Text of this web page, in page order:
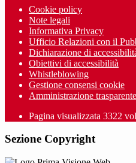
Cookie policy
Note legali
Informativa Privacy
Ufficio Relazioni con il
Dichiarazione di
Obiettivi di accessibilità
Whistleblowing
Gestione consensi cookie
Amministrazione trasparente
Pagina visualizzata 3322
Sezione Copyright